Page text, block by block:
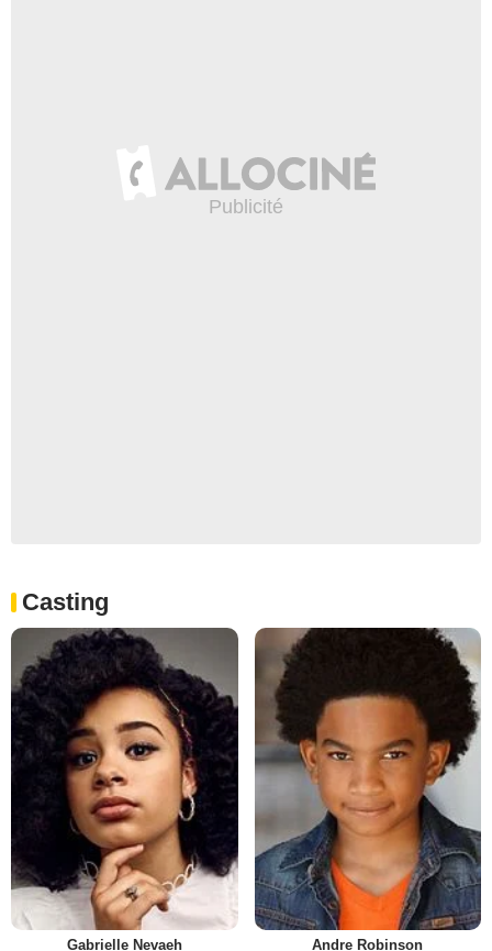
Casting
Gabrielle Nevaeh Andre Robinson